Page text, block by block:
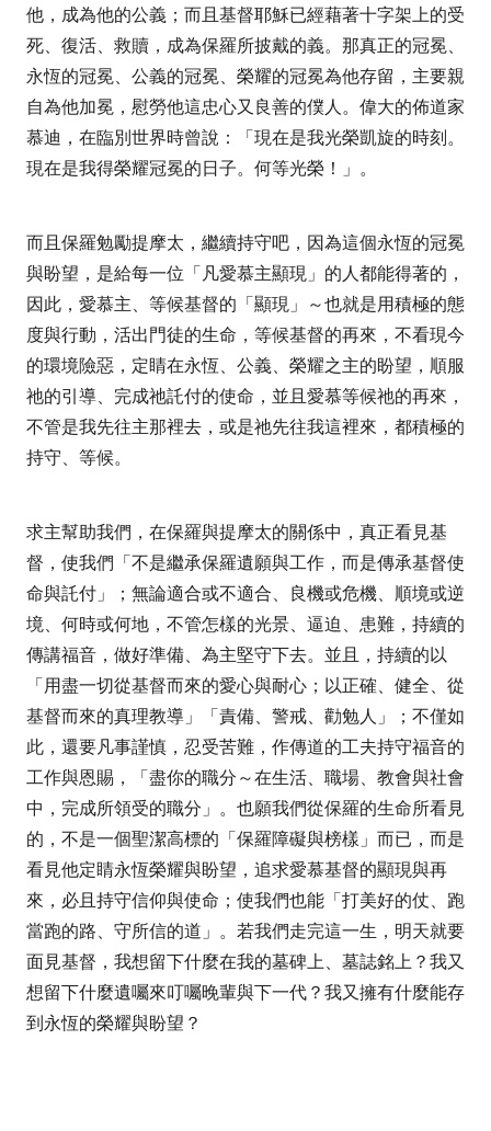
他，成為他的公義；而且基督耶穌已經藉著十字架上的受
死、復活、救贖，成為保羅所披戴的義。那真正的冠冕、
永恆的冠冕、公義的冠冕、榮耀的冠冕為他存留，主要親
自為他加冕，慰勞他這忠心又良善的僕人。偉大的佈道家
慕迪，在臨別世界時曾說：「現在是我光榮凱旋的時刻。
現在是我得榮耀冠冕的日子。何等光榮！」。
而且保羅勉勵提摩太，繼續持守吧，因為這個永恆的冠冕
與盼望，是給每一位「凡愛慕主顯現」的人都能得著的，
因此，愛慕主、等候基督的「顯現」～也就是用積極的態
度與行動，活出門徒的生命，等候基督的再來，不看現今
的環境險惡，定睛在永恆、公義、榮耀之主的盼望，順服
祂的引導、完成祂託付的使命，並且愛慕等候祂的再來，
不管是我先往主那裡去，或是祂先往我這裡來，都積極的
持守、等候。
求主幫助我們，在保羅與提摩太的關係中，真正看見基
督，使我們「不是繼承保羅遺願與工作，而是傳承基督使
命與託付」；無論適合或不適合、良機或危機、順境或逆
境、何時或何地，不管怎樣的光景、逼迫、患難，持續的
傳講福音，做好準備、為主堅守下去。並且，持續的以
「用盡一切從基督而來的愛心與耐心；以正確、健全、從
基督而來的真理教導」「責備、警戒、勸勉人」；不僅如
此，還要凡事謹慎，忍受苦難，作傳道的工夫持守福音的
工作與恩賜，「盡你的職分～在生活、職場、教會與社會
中，完成所領受的職分」。也願我們從保羅的生命所看見
的，不是一個聖潔高標的「保羅障礙與榜樣」而已，而是
看見他定睛永恆榮耀與盼望，追求愛慕基督的顯現與再
來，必且持守信仰與使命；使我們也能「打美好的仗、跑
當跑的路、守所信的道」。若我們走完這一生，明天就要
面見基督，我想留下什麼在我的墓碑上、墓誌銘上？我又
想留下什麼遺囑來叮囑晚輩與下一代？我又擁有什麼能存
到永恆的榮耀與盼望？